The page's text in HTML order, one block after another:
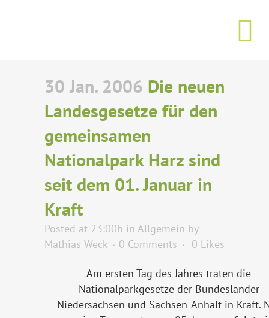
30 Jan. 2006 Die neuen
Landesgesetze für den
gemeinsamen
Nationalpark Harz sind
seit dem 01. Januar in
Kraft
Posted at 23:00h in Allgemein by
Mathias Weck
0 Comments 0 Likes
Am ersten Tag des Jahres traten die
Nationalparkgesetze der Bundesländer
Niedersachsen und Sachsen-Anhalt in Kraft.